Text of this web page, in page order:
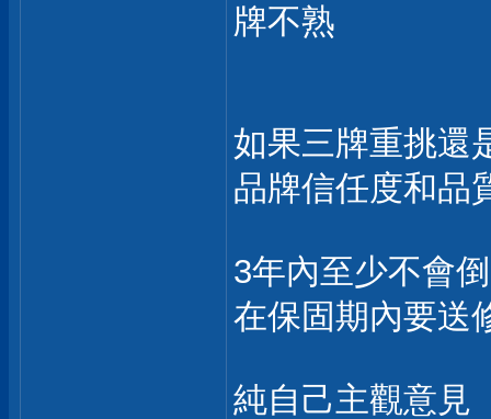
牌不熟
如果三牌重挑還
品牌信任度和品
3年內至少不會
在保固期內要送
純自己主觀意見